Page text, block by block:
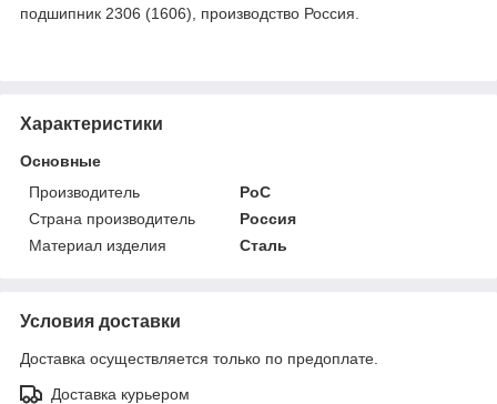
подшипник 2306 (1606), производство Россия.
Характеристики
Основные
Производитель
РоС
Страна производитель
Россия
Материал изделия
Сталь
Условия доставки
Доставка осуществляется только по предоплате.
Доставка курьером